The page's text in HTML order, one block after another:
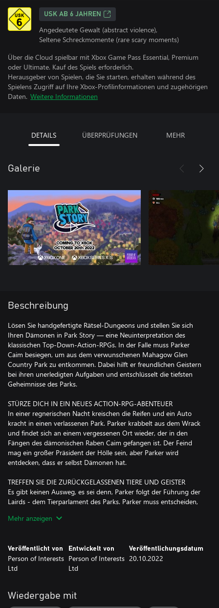
USK AB 6 JAHREN
Angedeutete Gewalt (abstract violence),
Seltene Schreckmomente (rare scary moments)
Über die Cloud spielbar mit Xbox Game Pass Essential, Premium
oder Ultimate. Kauf des Spiels erforderlich.
Herausgeber von Spielen, die Sie starten, erhalten während des
Spielens Zugriff auf Ihre Xbox-Profilinformationen und zugehörigen
Daten. Weitere Informationen
DETAILS ÜBERPRÜFUNGEN MEHR
Galerie
Beschreibung
Lösen Sie handgefertigte Rätsel-Dungeons und stellen Sie sich
Ihren Dämonen in Park Story — eine Neuinterpretation des
klassischen Top-Down-Action-RPGs. In der Falle muss Parker
Caim besiegen, um aus dem verwunschenen Mahagow Glen
Country Park zu entkommen. Dabei hilft er freundlichen Geistern
bei ihren unerledigten Aufgaben und entschlüsselt die tiefsten
Geheimnisse des Parks.
STÜRZE DICH IN EIN NEUES ACTION-RPG-ABENTEUER
In einer regnerischen Nacht kreischen die Reifen und ein Auto
kracht in einen verlassenen Park. Parker krabbelt aus dem Wrack
und findet sich an einem vergessenen Ort wieder, der in den
Fängen des dämonischen Raben Caim gefangen ist. Der Feind
mag ein großer Präsident der Hölle sein, aber Parker wird
entdecken, dass er selbst Dämonen hat.
TREFFEN SIE DIE ZURÜCKGELASSENEN TIERE UND GEISTER
Es gibt keinen Ausweg, es sei denn, Parker folgt der Führung der
Lairds - dem Tierparlament des Parks. Parker muss entscheiden,
die einzige Aufgabe. Geister streifen durch den Park und haben
ERKUNDEN SIE DEN VERLASSENEN MAHAGOW GLEN COUNTRY
PARK
Höhlen und unheimlich vertrauter Attraktionen. Entdecke mehr,
während sich das Geheimnis entfaltet und dich tiefer und tiefer in
Mehr anzeigen
Veröffentlicht von
Person of Interests
Ltd
Entwickelt von
Person of Interests
Ltd
Veröffentlichungsdatum
20.10.2022
Wiedergabe mit